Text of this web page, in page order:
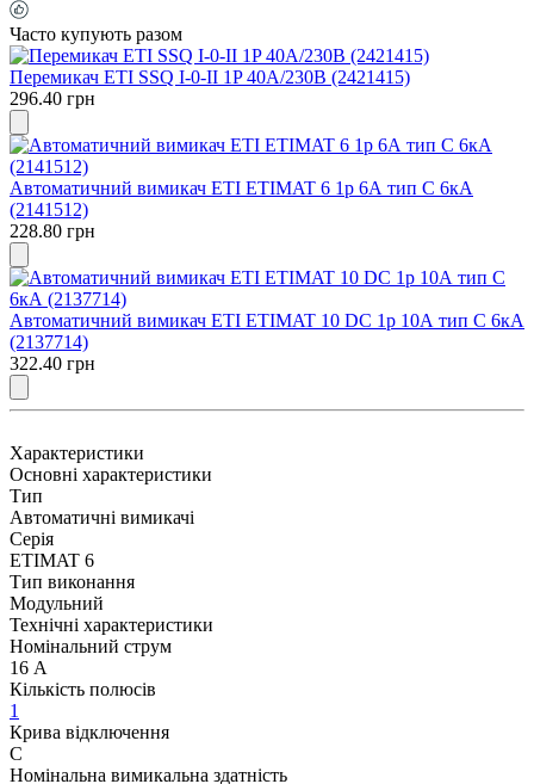
Часто купують разом
Перемикач ETI SSQ I-0-II 1P 40А/230В (2421415)
296.40 грн
Автоматичний вимикач ETI ETIMAT 6 1p 6А тип C 6кА
(2141512)
228.80 грн
Автоматичний вимикач ETI ETIMAT 10 DC 1p 10А тип C 6кА
(2137714)
322.40 грн
Характеристики
Основні характеристики
Тип
Автоматичні вимикачі
Серія
ETIMAT 6
Тип виконання
Модульний
Технічні характеристики
Номінальний струм
16 А
Кількість полюсів
1
Крива відключення
C
Номінальна вимикальна здатність